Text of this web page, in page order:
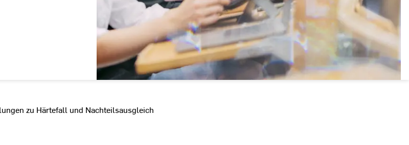
zu Härtefall und Nachteilsausgleich